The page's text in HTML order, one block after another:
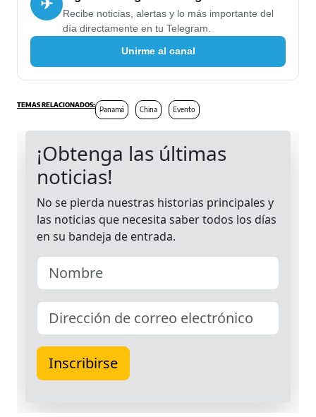
✈
Recibe noticias, alertas y lo más importante del
día directamente en tu Telegram.
Unirme al canal
Panamá China Evento